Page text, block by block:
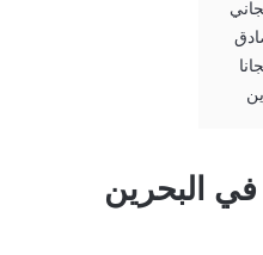
البحرين